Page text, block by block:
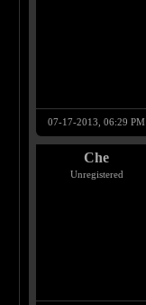
07-17-2013, 06:29 PM
Che
Unregistered